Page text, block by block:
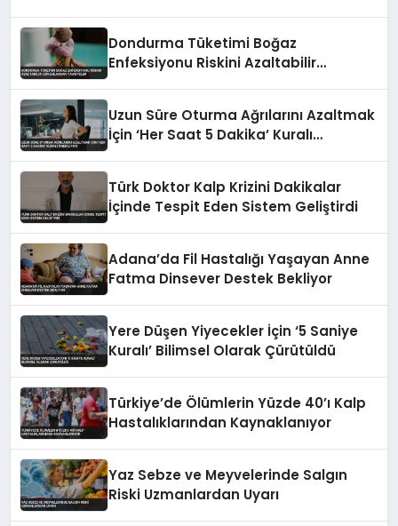
Dondurma Tüketimi Boğaz
Enfeksiyonu Riskini Azaltabilir
Uzun Süre Oturma Ağrılarını Azaltmak
İçin ‘Her Saat 5 Dakika’ Kuralı
Türk Doktor Kalp Krizini Dakikalar
İçinde Tespit Eden Sistem Geliştirdi
Adana’da Fil Hastalığı Yaşayan Anne
Fatma Dinsever Destek Bekliyor
Yere Düşen Yiyecekler İçin ‘5 Saniye
Kuralı’ Bilimsel Olarak Çürütüldü
Türkiye’de Ölümlerin Yüzde 40’ı Kalp
Hastalıklarından Kaynaklanıyor
Yaz Sebze ve Meyvelerinde Salgın
Riski Uzmanlardan Uyarı